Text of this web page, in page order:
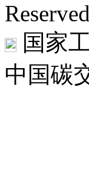
Reserved
国家
中国碳